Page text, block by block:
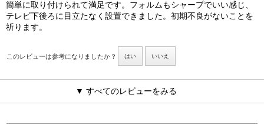
簡単に取り付けられて満足です。フォルムもシャープでいい感じ、
テレビ下後ろに目立たなく設置できました。初期不良がないことを
祈ります。
このレビューは参考になりましたか？ はい いいえ
▼ すべてのレビューをみる